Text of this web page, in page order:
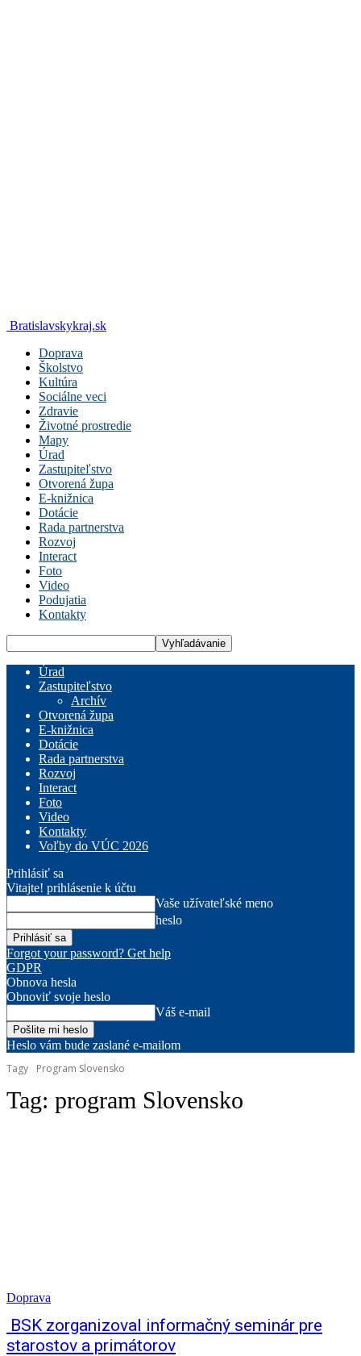
Bratislavskykraj.sk
Doprava
Školstvo
Kultúra
Sociálne veci
Zdravie
Životné prostredie
Mapy
Úrad
Zastupiteľstvo
Otvorená župa
E-knižnica
Dotácie
Rada partnerstva
Rozvoj
Interact
Foto
Video
Podujatia
Kontakty
Úrad
Zastupiteľstvo
Archív
Otvorená župa
E-knižnica
Dotácie
Rada partnerstva
Rozvoj
Interact
Foto
Video
Kontakty
Voľby do VÚC 2026
Prihlásiť sa
Vitajte! prihlásenie k účtu
Vaše užívateľské meno
heslo
Forgot your password? Get help
GDPR
Obnova hesla
Obnoviť svoje heslo
Váš e-mail
Heslo vám bude zaslané e-mailom
Tagy
Program Slovensko
Tag: program Slovensko
Doprava
BSK zorganizoval informačný seminár pre
starostov a primátorov